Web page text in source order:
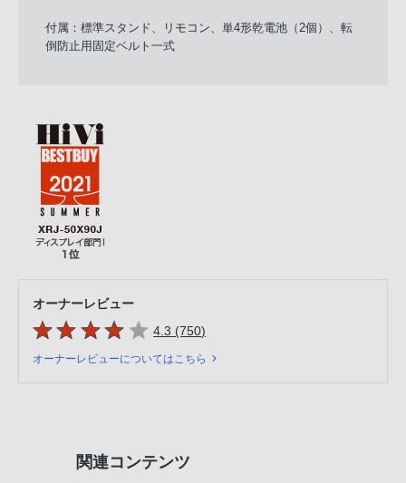
付属：標準スタンド、リモコン、単4形乾電池（2個）、転
倒防止用固定ベルト一式
オーナーレビュー
5つの星のうち
4.3 (750件のレビュー
)
オーナーレビューについてはこちら
関連コンテンツ